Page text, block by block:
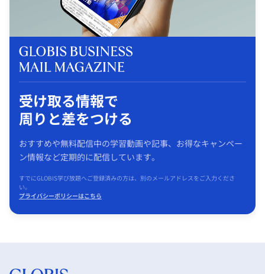
受け取る情報で
周りと差をつける
おすすめや無料配信中の学習動画や記事、お得なキャンペー
ン情報など定期的に配信しています。
すでにGLOBIS学び放題へご登録済みの方は、別のメールアドレスをご入力くださ
い。
プライバシーポリシーはこちら